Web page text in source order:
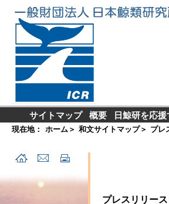
サイトマップ 概要 日鯨研を応援
現在地： ホーム ＞ 和文サイトマップ＞ プレ
プレスリリース